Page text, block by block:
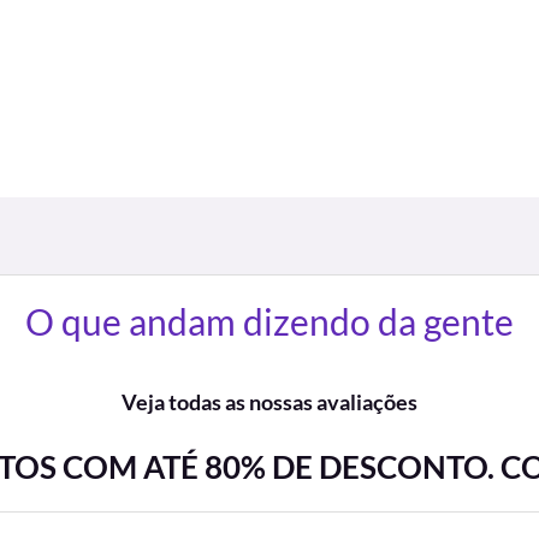
O que andam dizendo da gente
Veja todas as nossas avaliações
COM ATÉ 80% DE DESCONTO.